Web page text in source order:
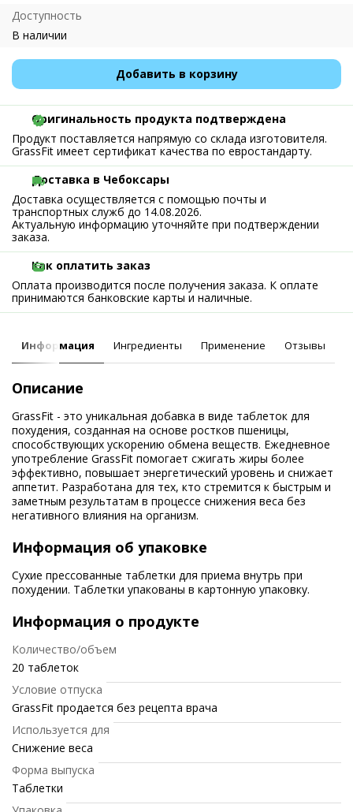
Доступность
В наличии
Добавить в корзину
Оригинальность продукта подтверждена
Продукт поставляется напрямую со склада изготовителя.
GrassFit имеет сертификат качества по евростандарту.
Доставка в Чебоксары
Доставка осуществляется с помощью почты и
транспортных служб до 14.08.2026.
Актуальную информацию уточняйте при подтверждении
заказа.
Как оплатить заказ
Оплата производится после получения заказа. К оплате
принимаются банковские карты и наличные.
Информация Ингредиенты Применение Отзывы
Описание
GrassFit - это уникальная добавка в виде таблеток для
похудения, созданная на основе ростков пшеницы,
способствующих ускорению обмена веществ. Ежедневное
употребление GrassFit помогает сжигать жиры более
эффективно, повышает энергетический уровень и снижает
аппетит. Разработана для тех, кто стремится к быстрым и
заметным результатам в процессе снижения веса без
негативного влияния на организм.
Информация об упаковке
Сухие прессованные таблетки для приема внутрь при
похудении. Таблетки упакованы в картонную упаковку.
Информация о продукте
Количество/объем
20 таблеток
Условие отпуска
GrassFit продается без рецепта врача
Используется для
Снижение веса
Форма выпуска
Таблетки